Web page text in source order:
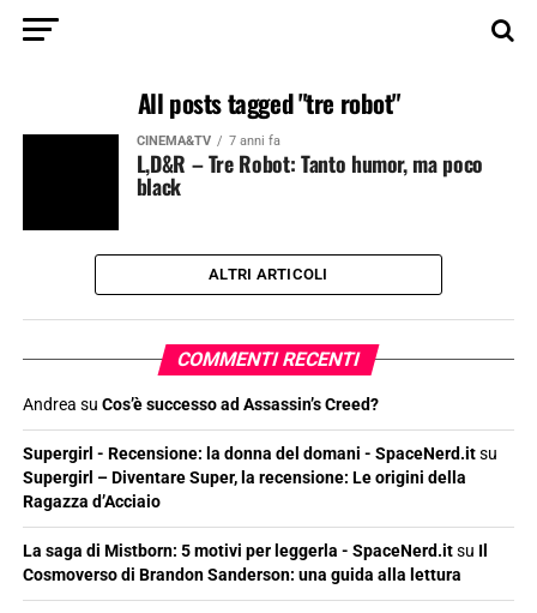
All posts tagged "tre robot"
CINEMA&TV 7 anni fa
L,D&R – Tre Robot: Tanto humor, ma poco
black
ALTRI ARTICOLI
COMMENTI RECENTI
Andrea su Cos’è successo ad Assassin’s Creed?
Supergirl - Recensione: la donna del domani - SpaceNerd.itsu
Supergirl – Diventare Super, la recensione: Le origini della
Ragazza d’Acciaio
La saga di Mistborn: 5 motivi per leggerla - SpaceNerd.itsu Il
Cosmoverso di Brandon Sanderson: una guida alla lettura